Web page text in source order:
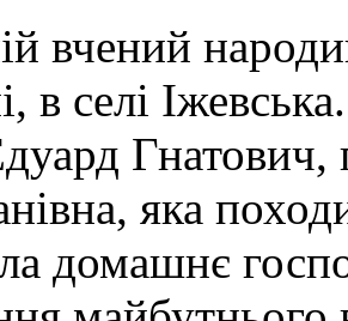
вчений
в селі Іжевська.
яка
домашнє